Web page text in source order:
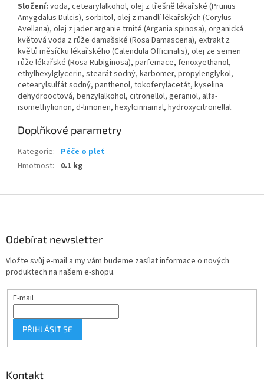
Složení: voda, cetearylalkohol, olej z třešně lékařské (Prunus
Amygdalus Dulcis), sorbitol, olej z mandlí lékařských (Corylus
Avellana), olej z jader arganie trnité (Argania spinosa), organická
květová voda z růže damašské (Rosa Damascena), extrakt z
květů měsíčku lékařského (Calendula Officinalis), olej ze semen
růže lékařské (Rosa Rubiginosa), parfemace, fenoxyethanol,
ethylhexylglycerin, stearát sodný, karbomer, propylenglykol,
cetearylsulfát sodný, panthenol, tokoferylacetát, kyselina
dehydrooctová, benzylalkohol, citronellol, geraniol, alfa-
isomethylionon, d-limonen, hexylcinnamal, hydroxycitronellal.
Doplňkové parametry
Kategorie: Péče o pleť
Hmotnost: 0.1 kg
Odebírat newsletter
Vložte svůj e-mail a my vám budeme zasílat informace o nových
produktech na našem e-shopu.
E-mail
PŘIHLÁSIT SE
Kontakt